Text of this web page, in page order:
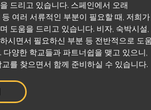
드리고 있습니다. 스페인에서 오래
여러 서류적인 부분이 필요할 때, 저희
도움을 드리고 있습니다. 비자, 숙박시설,
시면서 필요하신 부분 등 전반적으로 도
다양한 학교들과 파트너쉽을 맺고 있으니,
를 찾으면서 함께 준비하실 수 있습니다.